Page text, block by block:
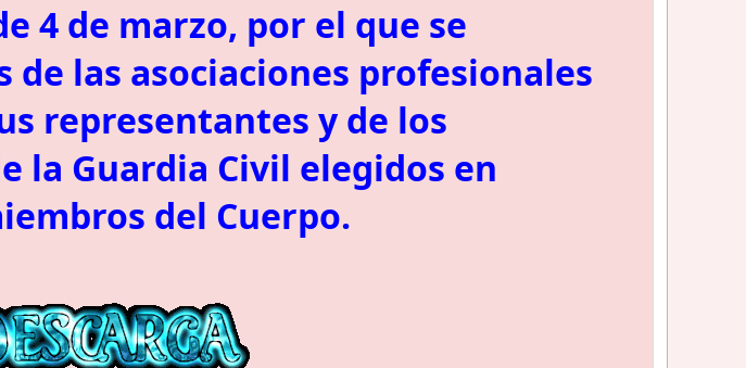
4 de marzo, por el que se
las asociaciones profesionales
representantes y de los
la Guardia Civil elegidos en
del Cuerpo.